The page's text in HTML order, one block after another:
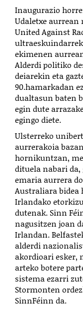
Inaugurazio
Udaletxe
United Against
ekimenen
Alderdi politiko
deiarekin eta
90.hamarkadan
dualtasun baten
egin dute
egingo diete.
Ulsterreko
aurrerakoia
hornikuntzan,
dituela nabari
emaria aurrera
Australiara bidea
Irlandako
dutenak. Sinn
nagusitzen joan
Irlandan.
alderdi
akordioari esker,
arteko botere
sistema ezarri
Stormonten
SinnFéinn da.